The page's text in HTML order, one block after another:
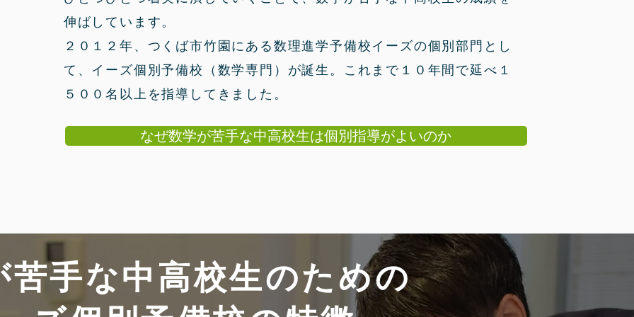
伸ばしています。
２０１２年、つくば市竹園にある数理進学予備校イーズの個別部門とし
て、イーズ個別予備校（数学専門）が誕生。これまで１０ 年間で延べ１
５００名以上を指導してきました。​
なぜ数学が苦手な中高校生は個別指導がよいのか
苦手な中高校生のための